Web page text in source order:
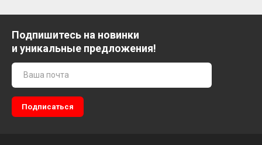
Подпишитесь на новинки
и уникальные предложения!